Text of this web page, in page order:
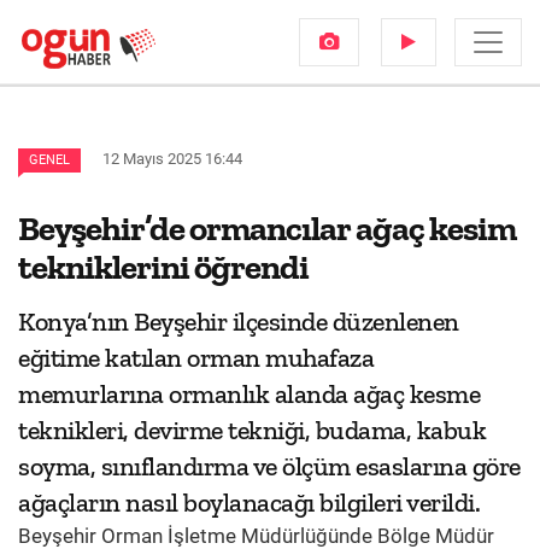
GENEL 12 Mayıs 2025 16:44
Beyşehir’de ormancılar ağaç kesim
tekniklerini öğrendi
Konya’nın Beyşehir ilçesinde düzenlenen
eğitime katılan orman muhafaza
memurlarına ormanlık alanda ağaç kesme
teknikleri, devirme tekniği, budama, kabuk
soyma, sınıflandırma ve ölçüm esaslarına göre
ağaçların nasıl boylanacağı bilgileri verildi.
Beyşehir Orman İşletme Müdürlüğünde Bölge Müdür